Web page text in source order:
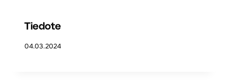
Tiedote
04.03.2024